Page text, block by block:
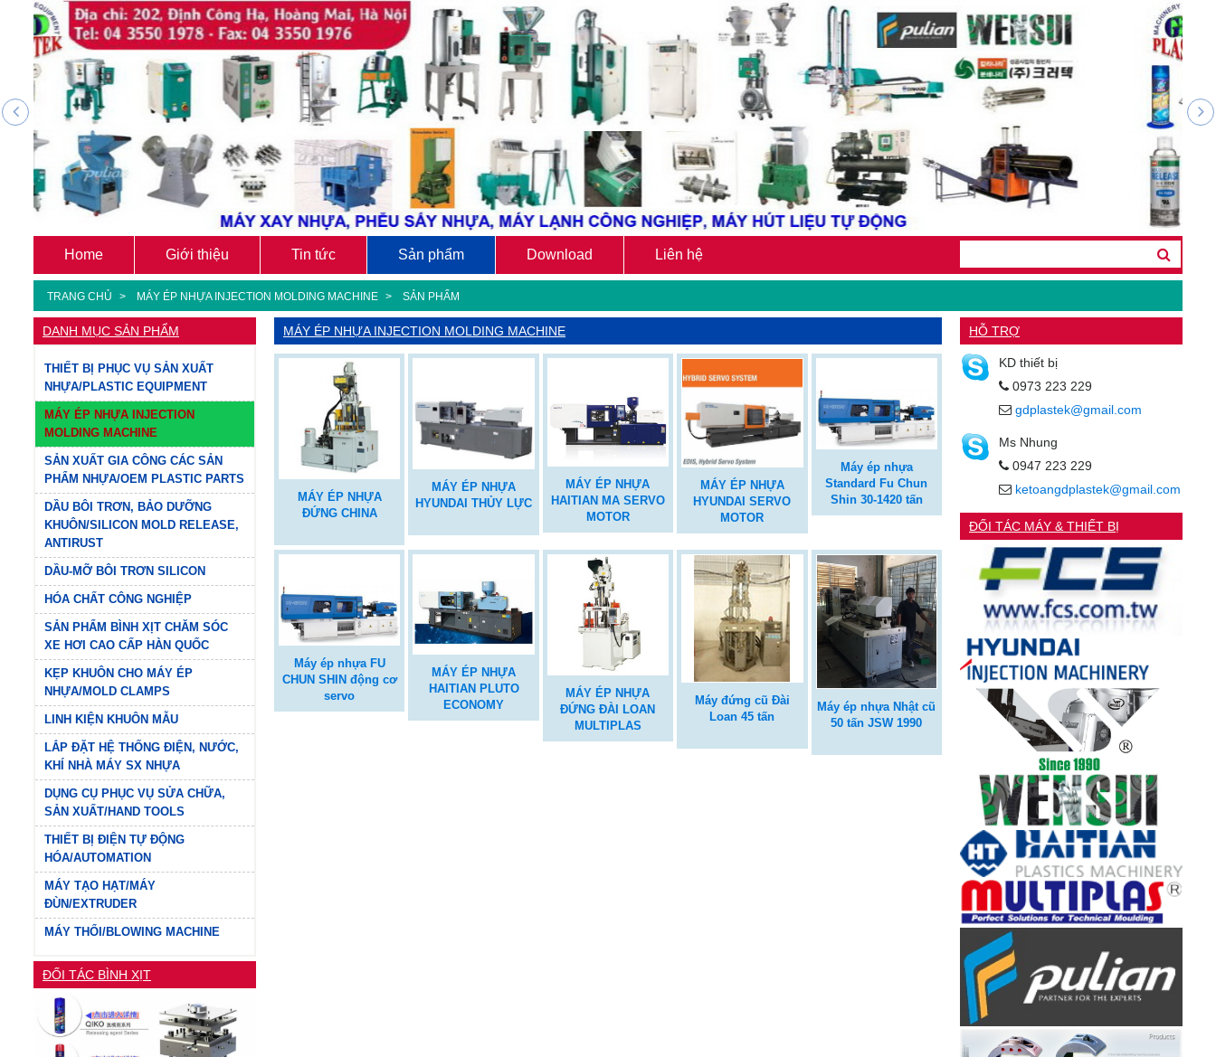
Home Giới thiệu Tin tức Sản phẩm Download Liên hệ
TRANG CHỦ MÁY ÉP NHỰA INJECTION MOLDING MACHINE SẢN PHẨM
DANH MỤC SẢN PHẨM
THIẾT BỊ PHỤC VỤ SẢN XUẤT
NHỰA/PLASTIC EQUIPMENT
MÁY ÉP NHỰA INJECTION
MOLDING MACHINE
SẢN XUẤT GIA CÔNG CÁC SẢN
PHẨM NHỰA/OEM PLASTIC PARTS
DẦU BÔI TRƠN, BẢO DƯỠNG
KHUÔN/SILICON MOLD RELEASE,
ANTIRUST
DẦU-MỠ BÔI TRƠN SILICON
HÓA CHẤT CÔNG NGHIỆP
SẢN PHẨM BÌNH XỊT CHĂM SÓC
XE HƠI CAO CẤP HÀN QUỐC
KẸP KHUÔN CHO MÁY ÉP
NHỰA/MOLD CLAMPS
LINH KIỆN KHUÔN MẪU
LẮP ĐẶT HỆ THỐNG ĐIỆN, NƯỚC,
KHÍ NHÀ MÁY SX NHỰA
DỤNG CỤ PHỤC VỤ SỬA CHỮA,
SẢN XUẤT/HAND TOOLS
THIẾT BỊ ĐIỆN TỰ ĐỘNG
HÓA/AUTOMATION
MÁY TẠO HẠT/MÁY
ĐÙN/EXTRUDER
MÁY THỔI/BLOWING MACHINE
ĐỐI TÁC BÌNH XỊT
MÁY ÉP NHỰA INJECTION MOLDING MACHINE
MÁY ÉP NHỰA
ĐỨNG CHINA
MÁY ÉP NHỰA
HYUNDAI THỦY LỰC
MÁY ÉP NHỰA
HAITIAN MA SERVO
MOTOR
MÁY ÉP NHỰA
HYUNDAI SERVO
MOTOR
Máy ép nhựa
Standard Fu Chun
Shin 30-1420 tấn
Máy ép nhựa FU
CHUN SHIN động cơ
servo
MÁY ÉP NHỰA
HAITIAN PLUTO
ECONOMY
MÁY ÉP NHỰA
ĐỨNG ĐÀI LOAN
MULTIPLAS
Máy đứng cũ Đài
Loan 45 tấn
Máy ép nhựa Nhật cũ
50 tấn JSW 1990
HỖ TRỢ
KD thiết bị
0973 223 229
gdplastek@gmail.com
Ms Nhung
0947 223 229
ketoangdplastek@gmail.com
ĐỐI TÁC MÁY & THIẾT BỊ